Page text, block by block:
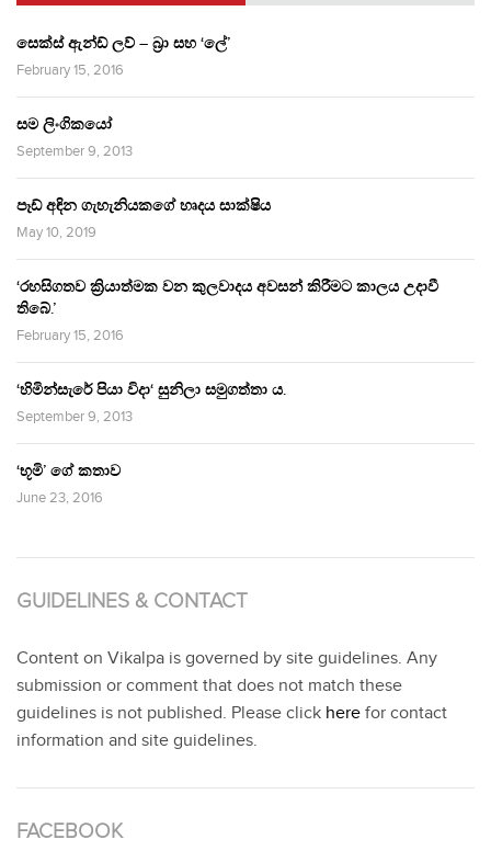
සෙක්ස් ඇන්ඩ් ලව් – බ්‍රා සහ ‘ලේ’
February 15, 2016
සම ලිංගිකයෝ
September 9, 2013
පෑඩ් අඳින ගැහැනියකගේ හෘදය සාක්ෂිය
May 10, 2019
‘රහසිගතව ක්‍රියාත්මක වන කුලවාදය අවසන් කිරීමට කාලය උදාවී
තිබේ.’
February 15, 2016
‘හිමින්සැරේ පියා විදා‘ සුනිලා සමුගත්තා ය.
September 9, 2013
‘භූමි’ ගේ කතාව
June 23, 2016
GUIDELINES & CONTACT
Content on Vikalpa is governed by site guidelines. Any
submission or comment that does not match these
guidelines is not published. Please click here for contact
information and site guidelines.
FACEBOOK